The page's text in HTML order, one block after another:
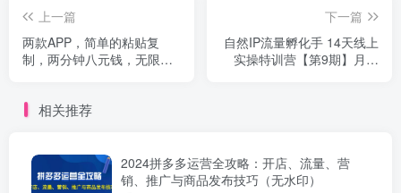
上一篇
两款APP，简单的粘贴复
制，两分钟八元钱，无限
下一篇
自然IP流量孵化手 14天线上
实操特训营【第9期】月入
相关推荐
2024拼多多运营全攻略：开店、流量、营
销、推广与商品发布技巧（无水印）